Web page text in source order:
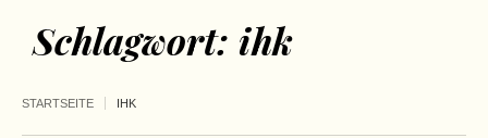
Schlagwort: ihk
STARTSEITE IHK